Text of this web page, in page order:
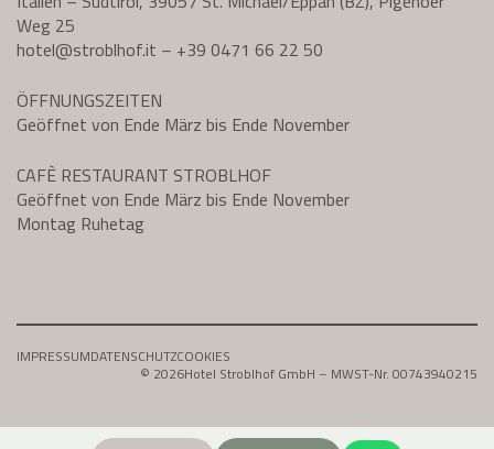
Weg 25
hotel@stroblhof.it – +39 0471 66 22 50
ÖFFNUNGSZEITEN
Geöffnet von Ende März bis Ende November
CAFÈ RESTAURANT STROBLHOF
Geöffnet von Ende März bis Ende November
Montag Ruhetag
IMPRESSUMDATENSCHUTZCOOKIES
© 2026Hotel Stroblhof GmbH – MWST-Nr. 00743940215